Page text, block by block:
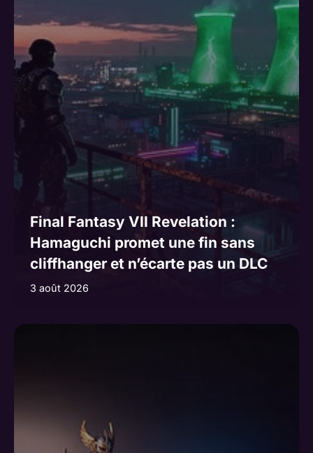
Final Fantasy VII Revelation :
Hamaguchi promet une fin sans
cliffhanger et n’écarte pas un DLC
3 août 2026